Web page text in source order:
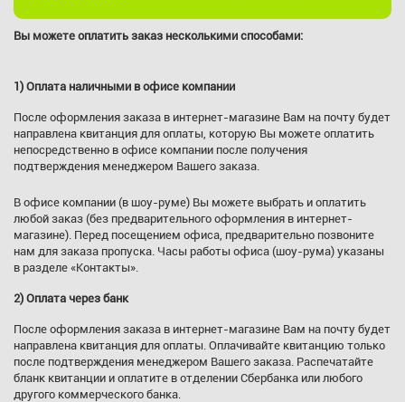
Вы можете оплатить заказ несколькими способами:
1) Оплата наличными в офисе компании
После оформления заказа в интернет-магазине Вам на почту будет
направлена квитанция для оплаты, которую Вы можете оплатить
непосредственно в офисе компании после получения
подтверждения менеджером Вашего заказа.
В офисе компании (в шоу-руме) Вы можете выбрать и оплатить
любой заказ (без предварительного оформления в интернет-
магазине). Перед посещением офиса, предварительно позвоните
нам для заказа пропуска. Часы работы офиса (шоу-рума) указаны
в разделе «Контакты».
2) Оплата через банк
После оформления заказа в интернет-магазине Вам на почту будет
направлена квитанция для оплаты. Оплачивайте квитанцию только
после подтверждения менеджером Вашего заказа. Распечатайте
бланк квитанции и оплатите в отделении Сбербанка или любого
другого коммерческого банка.